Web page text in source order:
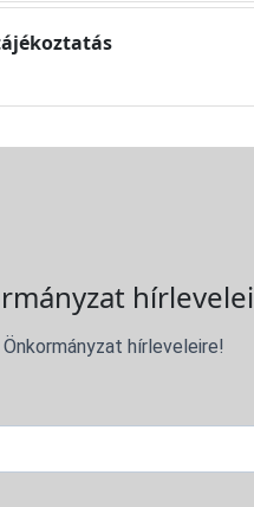
hírlevelei
hírleveleire!